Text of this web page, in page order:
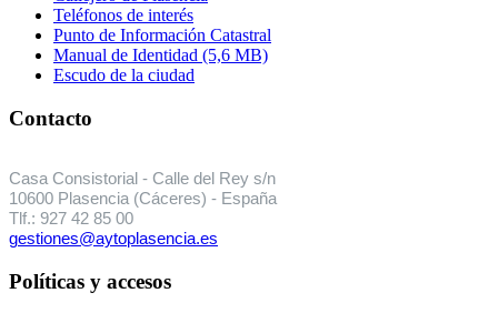
Teléfonos de interés
Punto de Información Catastral
Manual de Identidad (5,6 MB)
Escudo de la ciudad
Contacto
Casa Consistorial - Calle del Rey s/n
10600 Plasencia (Cáceres) - España
Tlf.: 927 42 85 00
gestiones@aytoplasencia.es
Políticas y accesos